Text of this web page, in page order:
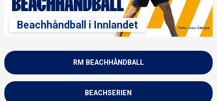
Beachhåndball i Innlandet
RM BEACHHÅNDBALL
BEACHSERIEN